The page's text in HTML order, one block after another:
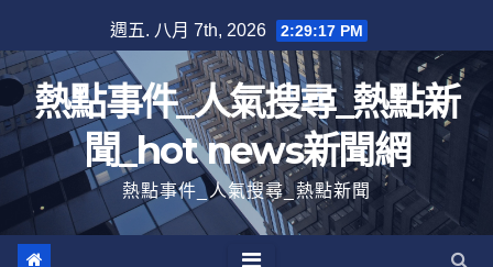
至
內
容
週五. 八月 7th, 2026 2:29:18 PM
熱點事件_人氣搜尋_熱點新
聞_hot news新聞網
熱點事件_人氣搜尋_熱點新聞